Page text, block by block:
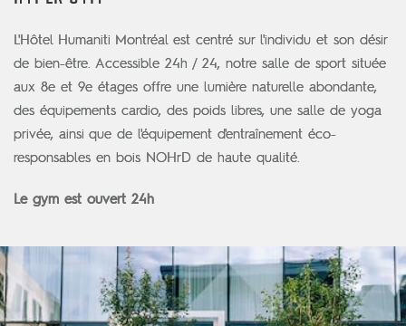
L'Hôtel Humaniti Montréal est centré sur l'individu et son désir
de bien-être. Accessible 24h / 24, notre salle de sport située
aux 8e et 9e étages offre une lumière naturelle abondante,
des équipements cardio, des poids libres, une salle de yoga
privée, ainsi que de l'équipement d'entraînement éco-
responsables en bois NOHrD de haute qualité.
Le gym est ouvert 24h